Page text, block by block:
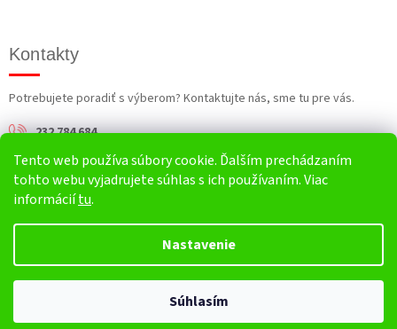
Tento web používa súbory cookie. Ďalším prechádzaním
tohto webu vyjadrujete súhlas s ich používaním. Viac
informáciítu.
Nastavenie
Súhlasím
Kontakty
Potrebujete poradiť s výberom? Kontaktujte nás, sme tu pre vás.
232 784 684
info@harv.sk
HARV.sk. Všetky práva vyhradené.